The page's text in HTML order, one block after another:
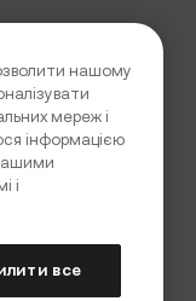
нашому
мереж і
інформацією
і
все